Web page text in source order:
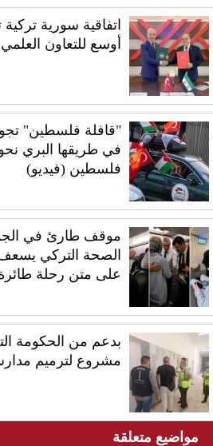
اتفاقية سورية تركية
أوسع للتعاون
"قافلة فلسطين"
في طريقها البري
فلسطين (فيديو)
موقف طارئ في
الصحة التركي
على متن رحلة
بدعم من الحكومة
مشروع لترميم
مواضيع متعلقة